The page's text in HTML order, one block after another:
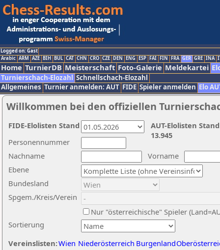
Logged on: Gast
Arabic ARM AZE BIH BUL CAT CHN CRO CZE DEN ENG ESP FAI FIN FRA GER GRE INA
Home TurnierDB Meisterschaft Foto-Galerie Meldekartei
Turnierschach-Elozahl Schnellschach-Elozahl
Allgemeines Turnier anmelden: AUT FIDE Spieler anmelden Elo
Willkommen bei den offiziellen
Nachname
Vorname
Ebene
Sortierung
Personennummer
Bundesland
Spgem./Kreis/Verein
Nur "österreichische" Spieler
Vereinslisten:Wien Niederösterreich Burgenland
AUT-Elolisten
13.945
FIDE-Elolisten Stand